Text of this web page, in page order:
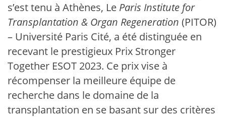
s’est tenu à Athènes, Le Paris Institute for
Transplantation & Organ Regeneration (PITOR)
– Université Paris Cité, a été distinguée en
recevant le prestigieux Prix Stronger
Together ESOT 2023. Ce prix vise à
récompenser la meilleure équipe de
recherche dans le domaine de la
transplantation en se basant sur des critères